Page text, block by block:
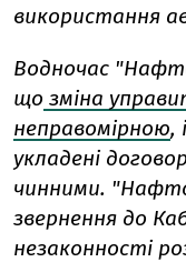
використання
Водночас
що зміна
неправомірною,
укладені
чинними.
звернення до
незаконності